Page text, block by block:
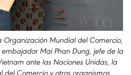
Organización Mundial del Comercio,
Mai Phan Dung, jefe de la
ante las Naciones Unidas, la
del Comercio y otros organismos